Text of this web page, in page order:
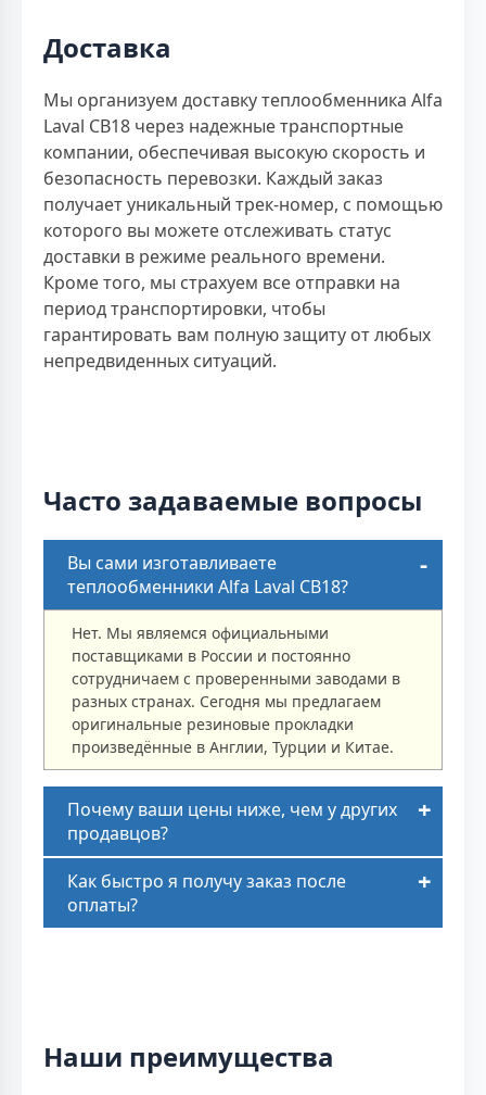
Доставка
Мы организуем доставку теплообменника Alfa
Laval CB18 через надежные транспортные
компании, обеспечивая высокую скорость и
безопасность перевозки. Каждый заказ
получает уникальный трек-номер, с помощью
которого вы можете отслеживать статус
доставки в режиме реального времени.
Кроме того, мы страхуем все отправки на
период транспортировки, чтобы
гарантировать вам полную защиту от любых
непредвиденных ситуаций.
Часто задаваемые вопросы
Вы сами изготавливаете
теплообменники Alfa Laval CB18?
Нет. Мы являемся официальными
поставщиками в России и постоянно
сотрудничаем с проверенными заводами в
разных странах. Сегодня мы предлагаем
оригинальные резиновые прокладки
произведённые в Англии, Турции и Китае.
Почему ваши цены ниже, чем у других
продавцов?
Как быстро я получу заказ после
оплаты?
Наши преимущества